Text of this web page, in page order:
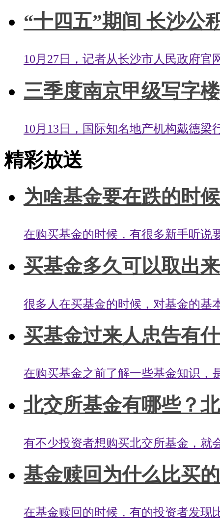
“十四五”期间 长沙公
10月27日，记者从长沙市人民政府
三季度南京甲级写字
10月13日，国际知名地产机构戴德梁
精彩放送
为啥基金要在跌的时
在购买基金的时候，有很多新手听说
买基金多久可以取出
很多人在买基金的时候，对基金的基
买基金过来人忠告有
在购买基金之前了解一些基金知识，
北交所基金有哪些？
有不少投资者想购买北交所基金，就
基金赎回为什么比买
在基金赎回的时候，有的投资者发现